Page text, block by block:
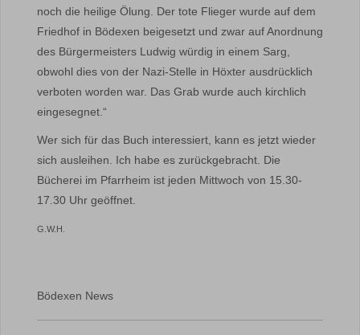
noch die heilige Ölung. Der tote Flieger wurde auf dem
Friedhof in Bödexen beigesetzt und zwar auf Anordnung
des Bürgermeisters Ludwig würdig in einem Sarg,
obwohl dies von der Nazi-Stelle in Höxter ausdrücklich
verboten worden war. Das Grab wurde auch kirchlich
eingesegnet.“
Wer sich für das Buch interessiert, kann es jetzt wieder
sich ausleihen. Ich habe es zurückgebracht. Die
Bücherei im Pfarrheim ist jeden Mittwoch von 15.30-
17.30 Uhr geöffnet.
G.W.H.
Bödexen News